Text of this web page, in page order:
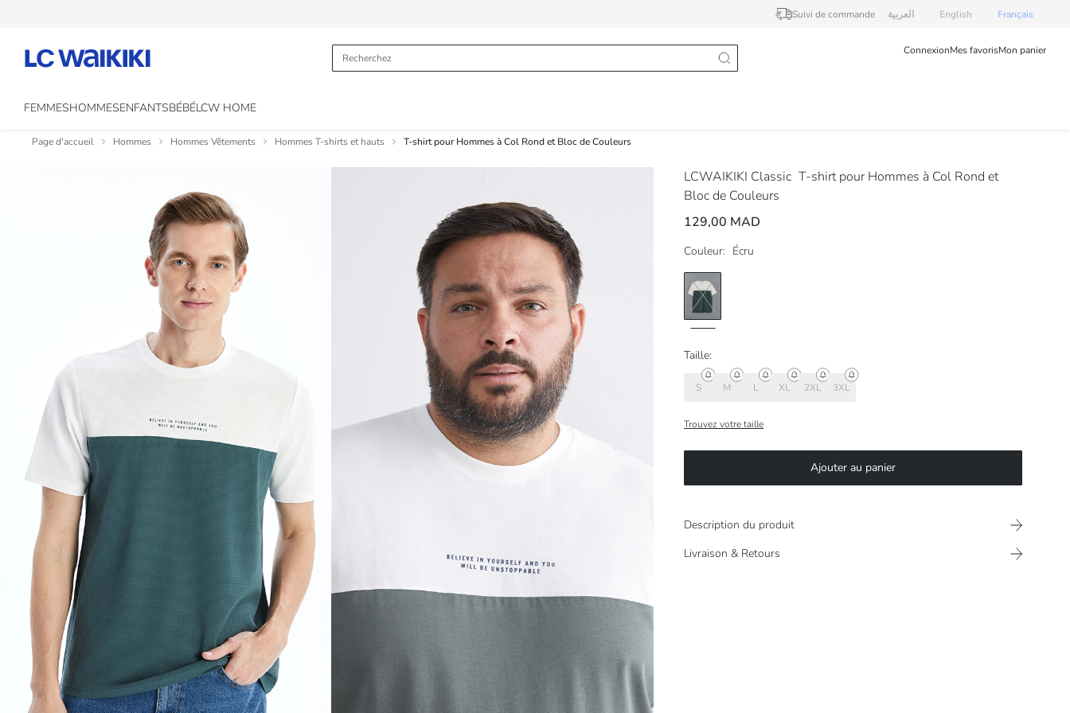
Suivi de commande العربية English Français
ConnexionMes favorisMon panier
FEMMESHOMMESENFANTSBÉBÉLCW HOME
Page d'accueil Hommes Hommes Vêtements Hommes T-shirts et hauts T-shirt pour Hommes à Col Rond et Bloc de Couleurs
LCWAIKIKI Classic T-shirt pour Hommes à Col Rond et
Bloc de Couleurs
129,00 MAD
Couleur: Écru
Taille:
S M L XL 2XL 3XL
Trouvez votre taille
Ajouter au panier
Description du produit
Livraison & Retours